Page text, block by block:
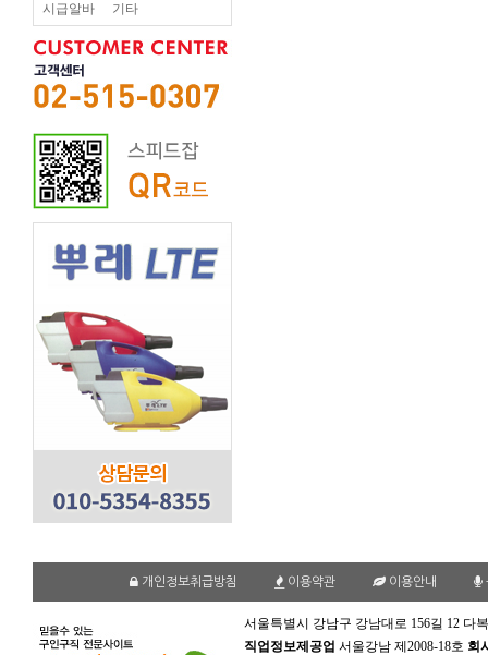
시급알바 기타
개인정보취급방침 이용약관 이용안내
서울특별시 강남구 강남대로 156길 12 다
직업정보제공업 서울강남 제2008-18호 회